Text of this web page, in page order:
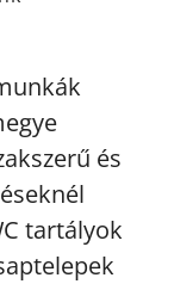
és
tartályok